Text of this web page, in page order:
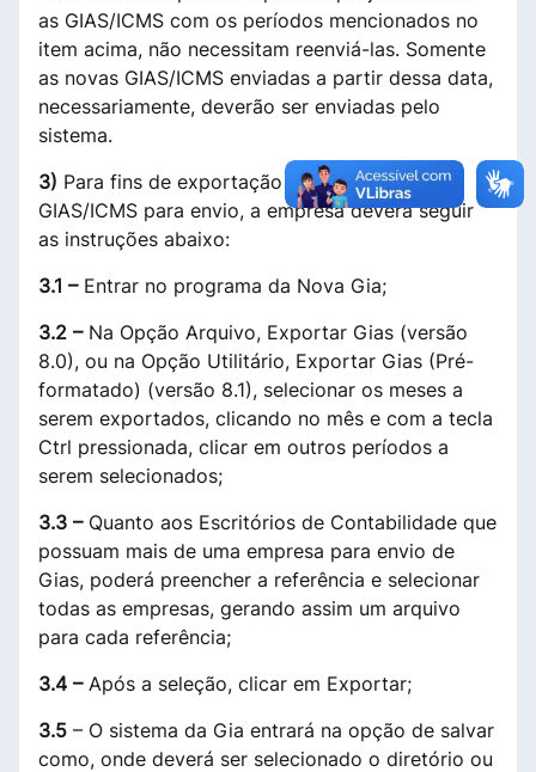
as GIAS/ICMS com os períodos mencionados no
item acima, não necessitam reenviá-las. Somente
as novas GIAS/ICMS enviadas a partir dessa data,
necessariamente, deverão ser enviadas pelo
sistema.
3) Para fins de exportação do arquivo das
GIAS/ICMS para envio, a empresa deverá seguir
as instruções abaixo:
3.1 – Entrar no programa da Nova Gia;
3.2 – Na Opção Arquivo, Exportar Gias (versão
8.0), ou na Opção Utilitário, Exportar Gias (Pré-
formatado) (versão 8.1), selecionar os meses a
serem exportados, clicando no mês e com a tecla
Ctrl pressionada, clicar em outros períodos a
serem selecionados;
3.3 – Quanto aos Escritórios de Contabilidade que
possuam mais de uma empresa para envio de
Gias, poderá preencher a referência e selecionar
todas as empresas, gerando assim um arquivo
para cada referência;
3.4 – Após a seleção, clicar em Exportar;
3.5 – O sistema da Gia entrará na opção de salvar
como, onde deverá ser selecionado o diretório ou